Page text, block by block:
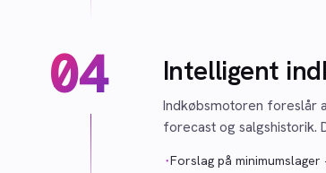
04 Intelligent
Indkøbsmotoren foreslår
forecast og salgshistorik.
·Forslag på